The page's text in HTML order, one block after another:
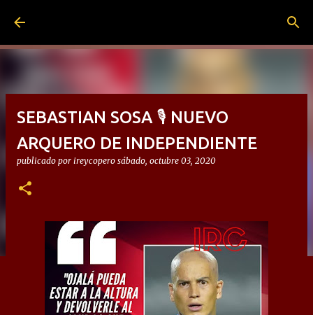
SEBASTIAN SOSA 🎙 NUEVO
ARQUERO DE INDEPENDIENTE
publicado por ireycopero sábado, octubre 03, 2020